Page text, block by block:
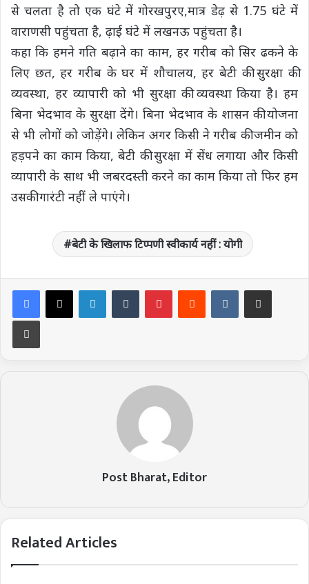
से चलता है तो एक घंटे में गोरखपुरए,मात्र डेढ़ से 1.75 घंटे में
वाराणसी पहुंचता है, ढ़ाई घंटे में लखनऊ पहुंचता है।
कहा कि हमने गति बढ़ाने का काम, हर गरीब को सिर ढकने के
लिए छत, हर गरीब के घर में शौचालय, हर बेटी की सुरक्षा की
व्यवस्था, हर व्यापारी को भी सुरक्षा की व्यवस्था किया है। हम
बिना भेदभाव के सुरक्षा देंगे। बिना भेदभाव के शासन की योजना
से भी लोगों को जोड़ेंगे। लेकिन अगर किसी ने गरीब की जमीन को
हड़पने का काम किया, बेटी की सुरक्षा में सेंध लगाया और किसी
व्यापारी के साथ भी जबरदस्ती करने का काम किया तो फिर हम
उसकी गारंटी नहीं ले पाएंगे।
बेटी के खिलाफ टिप्पणी स्वीकार्य नहीं : योगी
LinkedInTumblrPinterestRedditVKontakte
Share via Email
Print
Post Bharat, Editor
Related Articles